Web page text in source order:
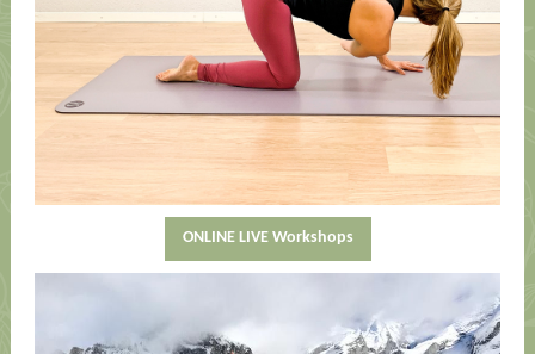
ONLINE LIVE Workshops